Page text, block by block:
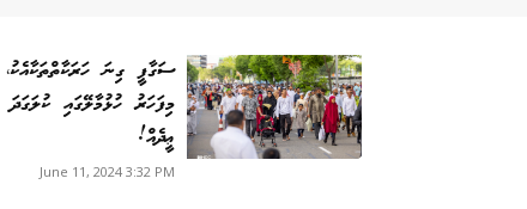
ސަގާފީ ގިނަ ހަރަކާތްތަކާއެކު،
މިފަހަރު ހުޅުމާލޭގައި ކުލަގަދަ
ޢީދެއް!
June 11, 2024 3:32 PM